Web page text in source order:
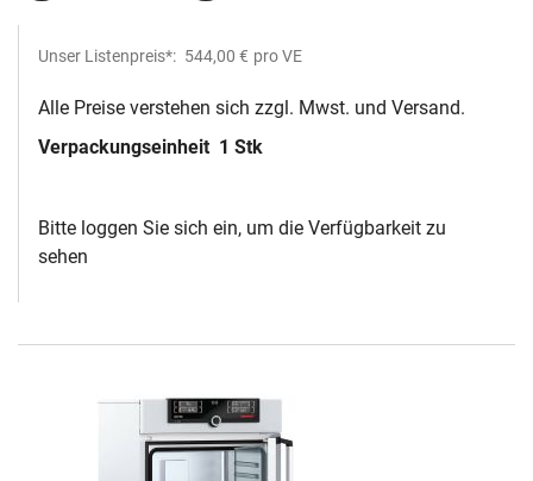
Unser Listenpreis*: 544,00 € pro VE
Alle Preise verstehen sich zzgl. Mwst. und Versand.
Verpackungseinheit 1 Stk
Bitte loggen Sie sich ein, um die Verfügbarkeit zu
sehen